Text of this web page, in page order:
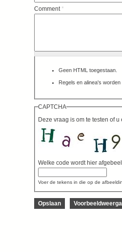
Comment*
Geen HTML toegestaan.
Regels en alinea's
CAPTCHA
Deze vraag is om te testen of
Welke code wordt hier
Voer de tekens in die op de